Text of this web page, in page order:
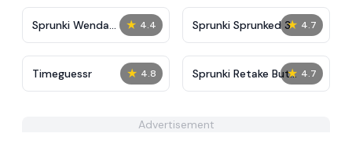
★ 4.4
Sprunki Wenda
Treatment Phase 40
★ 4.7
Sprunki Sprunked 3
★ 4.8
Timeguessr ★ 4.7
Sprunki Retake But
Memes
Advertisement